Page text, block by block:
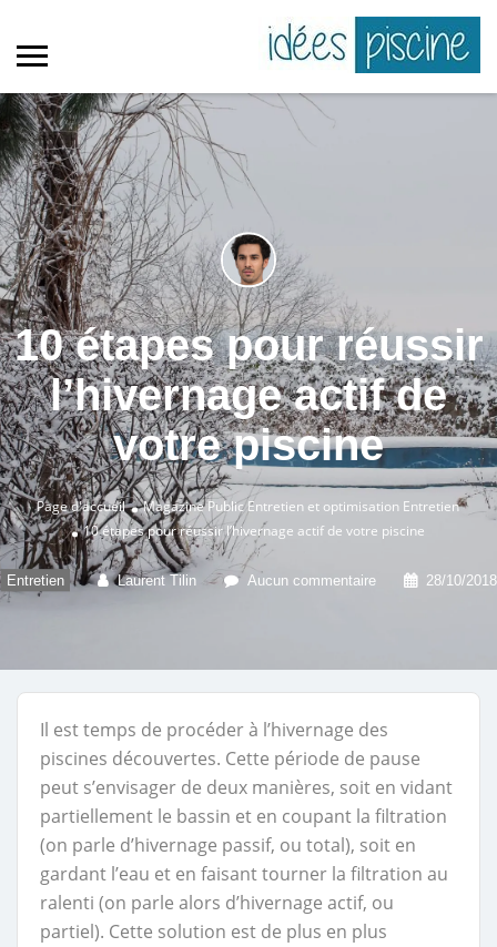
10 étapes pour réussir
l’hivernage actif de
votre piscine
Page d'accueil Magazine Public Entretien et optimisation Entretien
10 étapes pour réussir l’hivernage actif de votre piscine
Entretien Laurent Tilin Aucun commentaire 28/10/2018
Il est temps de procéder à l’hivernage des
piscines découvertes. Cette période de pause
peut s’envisager de deux manières, soit en vidant
partiellement le bassin et en coupant la filtration
(on parle d’hivernage passif, ou total), soit en
gardant l’eau et en faisant tourner la filtration au
ralenti (on parle alors d’hivernage actif, ou
partiel). Cette solution est de plus en plus